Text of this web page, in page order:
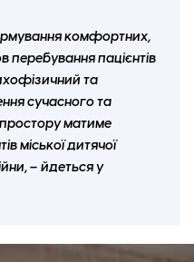
комфортних,
перебування пацієнтів
та
сучасного та
матиме
міської дитячої
– йдеться у